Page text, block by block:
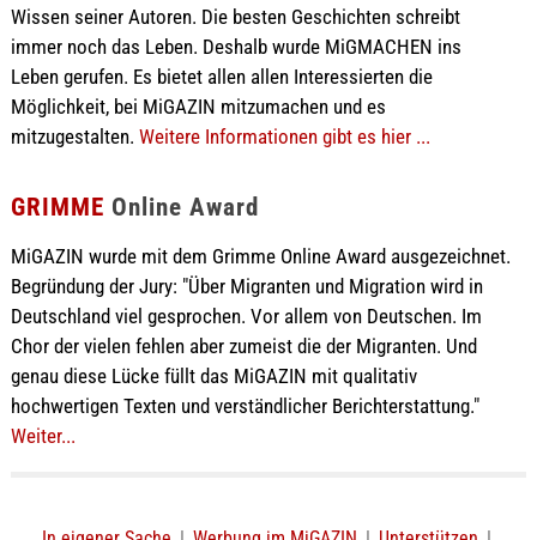
Wissen seiner Autoren. Die besten Geschichten schreibt
immer noch das Leben. Deshalb wurde MiGMACHEN ins
Leben gerufen. Es bietet allen allen Interessierten die
Möglichkeit, bei MiGAZIN mitzumachen und es
mitzugestalten. Weitere Informationen gibt es hier ...
GRIMME Online Award
MiGAZIN wurde mit dem Grimme Online Award ausgezeichnet.
Begründung der Jury: "Über Migranten und Migration wird in
Deutschland viel gesprochen. Vor allem von Deutschen. Im
Chor der vielen fehlen aber zumeist die der Migranten. Und
genau diese Lücke füllt das MiGAZIN mit qualitativ
hochwertigen Texten und verständlicher Berichterstattung."
Weiter...